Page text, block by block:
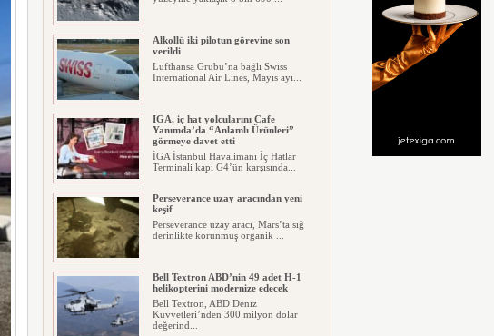
Alkollü iki pilotun görevine son
verildi
Lufthansa Grubu’na bağlı Swiss
International Air Lines, Mayıs ayı...
İGA, iç hat yolcularını Cafe
Yanımda’da “Anlamlı Ürünleri”
görmeye davet etti
İGA İstanbul Havalimanı İç Hatlar
Terminali kapı G4’ün karşısında...
Perseverance uzay aracından yeni
keşif
Perseverance uzay aracı, Mars’ta sığ
derinlikte korunmuş organik ...
Bell Textron ABD’nin 49 adet H-1
helikopterini modernize edecek
Bell Textron, ABD Deniz
Kuvvetleri’nden 300 milyon dolar
değerind...